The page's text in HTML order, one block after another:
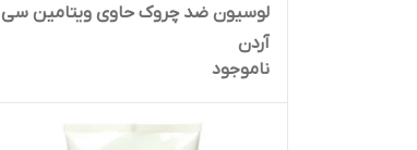
لوسیون ضد چروک حاوی ویتامین سی
آردن
ناموجود